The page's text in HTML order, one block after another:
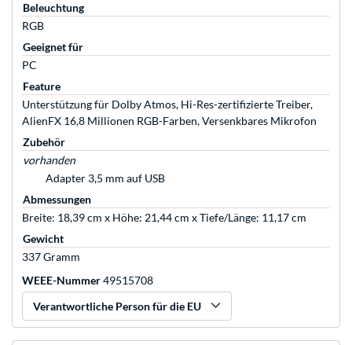
Beleuchtung
RGB
Geeignet für
PC
Feature
Unterstützung für Dolby Atmos, Hi-Res-zertifizierte Treiber,
AlienFX 16,8 Millionen RGB-Farben, Versenkbares Mikrofon
Zubehör
vorhanden
Adapter 3,5 mm auf USB
Abmessungen
Breite: 18,39 cm x Höhe: 21,44 cm x Tiefe/Länge: 11,17 cm
Gewicht
337 Gramm
WEEE-Nummer49515708
Verantwortliche Person für die EU